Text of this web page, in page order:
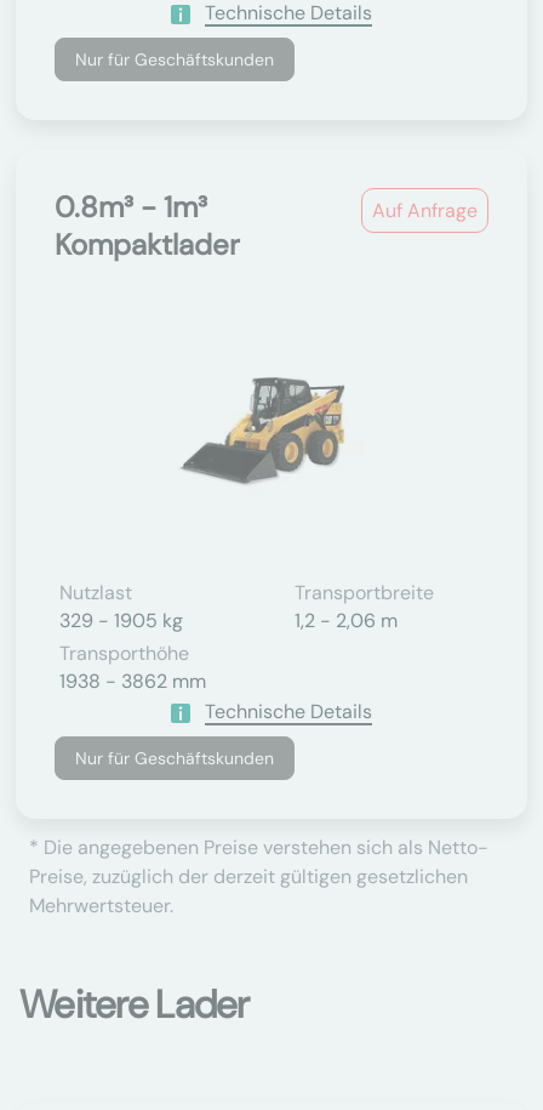
Technische Details
Nur für Geschäftskunden
Auf Anfrage
0.8m³ - 1m³
Kompaktlader
Nutzlast
329 - 1905 kg
Transportbreite
1,2 - 2,06 m
Transporthöhe
1938 - 3862 mm
Technische Details
Nur für Geschäftskunden
* Die angegebenen Preise verstehen sich als Netto-
Preise, zuzüglich der derzeit gültigen gesetzlichen
Mehrwertsteuer.
Weitere Lader